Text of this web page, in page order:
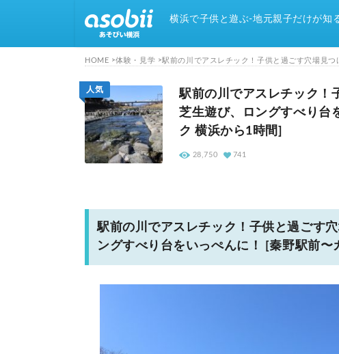
横浜で子供と遊ぶ-地元親子だけが知
HOME 体験・見学 駅前の川でアスレチック！子供と過ごす穴場見
人気
駅前の川でアスレチック！
芝生遊び、ロングすべり台
ク 横浜から1時間]
28,750 741
駅前の川でアスレチック！子供と過ごす
ングすべり台をいっぺんに！ [秦野駅前〜